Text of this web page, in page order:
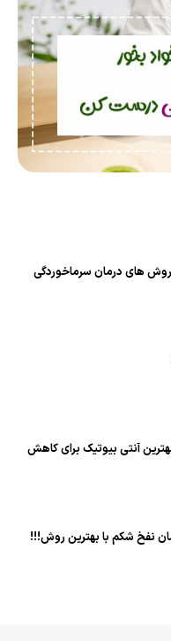
های درمان سرماخوردگی
آنتی بیوتیک برای کاهش
نفخ شکم با بهترین روش!!!